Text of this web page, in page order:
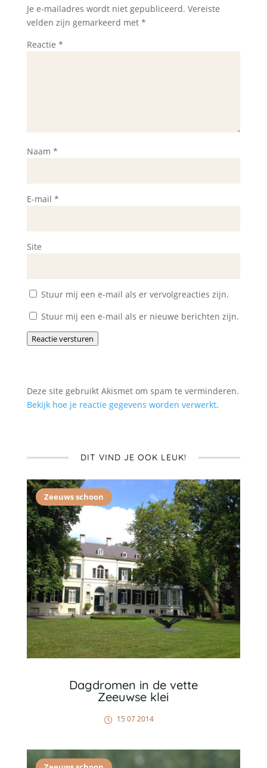
Je e-mailadres wordt niet gepubliceerd. Vereiste
velden zijn gemarkeerd met *
Reactie *
Naam *
E-mail *
Site
Stuur mij een e-mail als er vervolgreacties zijn.
Stuur mij een e-mail als er nieuwe berichten zijn.
Reactie versturen
Deze site gebruikt Akismet om spam te verminderen.
Bekijk hoe je reactie gegevens worden verwerkt.
DIT VIND JE OOK LEUK!
Zeeuws schoon
Dagdromen in de vette
Zeeuwse klei
15 07 2014